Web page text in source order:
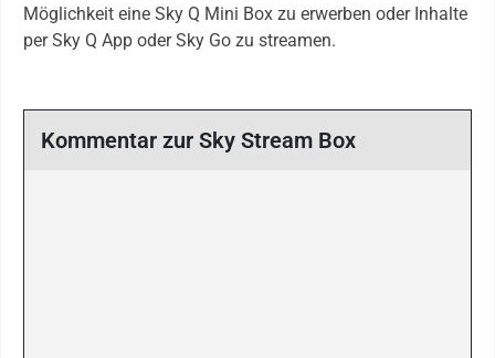
Möglichkeit eine Sky Q Mini Box zu erwerben oder Inhalte
per Sky Q App oder Sky Go zu streamen.
Kommentar zur Sky Stream Box